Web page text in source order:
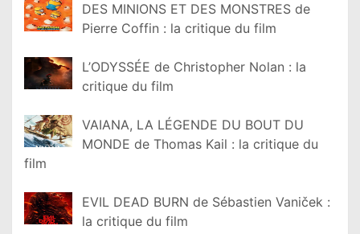
DES MINIONS ET DES MONSTRES de
Pierre Coffin : la critique du film
L’ODYSSÉE de Christopher Nolan : la
critique du film
VAIANA, LA LÉGENDE DU BOUT DU
MONDE de Thomas Kail : la critique du
film
EVIL DEAD BURN de Sébastien Vaniček :
la critique du film